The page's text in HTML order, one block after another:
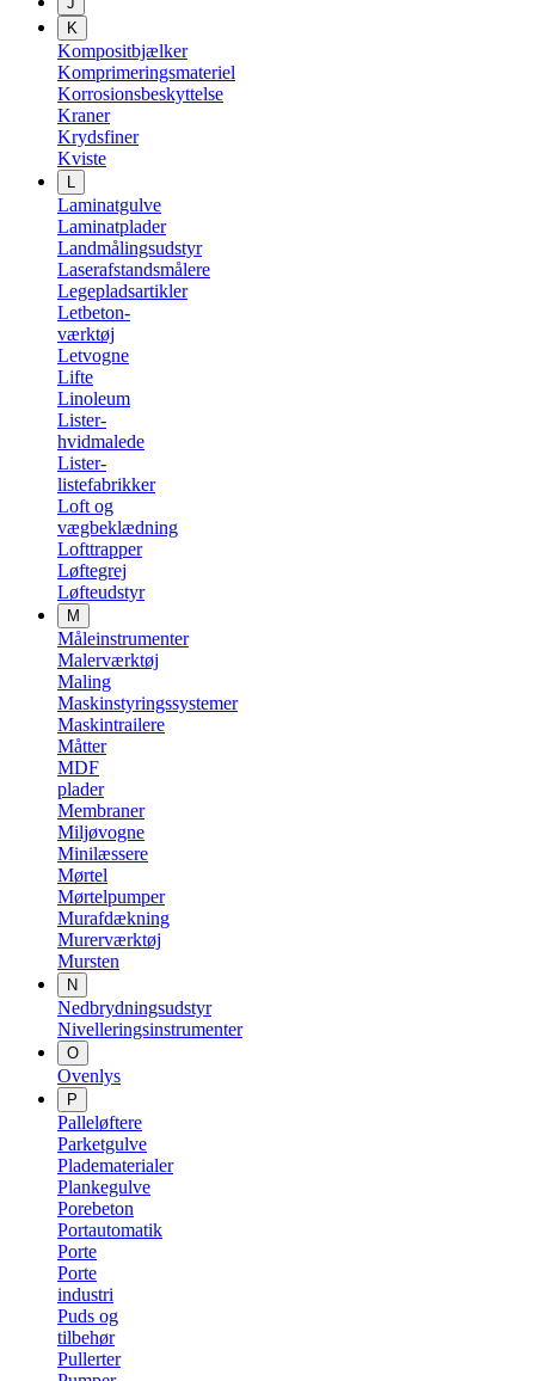
K
Kompositbjælker
Komprimeringsmateriel
Korrosionsbeskyttelse
Kraner
Krydsfiner
Kviste
L
Laminatgulve
Laminatplader
Landmålingsudstyr
Laserafstandsmålere
Legepladsartikler
Letbeton-
værktøj
Letvogne
Lifte
Linoleum
Lister-
hvidmalede
Lister-
listefabrikker
Loft og
vægbeklædning
Lofttrapper
Løftegrej
Løfteudstyr
M
Måleinstrumenter
Malerværktøj
Maling
Maskinstyringssystemer
Maskintrailere
Måtter
MDF
plader
Membraner
Miljøvogne
Minilæssere
Mørtel
Mørtelpumper
Murafdækning
Murerværktøj
Mursten
N
Nedbrydningsudstyr
Nivelleringsinstrumenter
O
Ovenlys
P
Palleløftere
Parketgulve
Pladematerialer
Plankegulve
Porebeton
Portautomatik
Porte
Porte
industri
Puds og
tilbehør
Pullerter